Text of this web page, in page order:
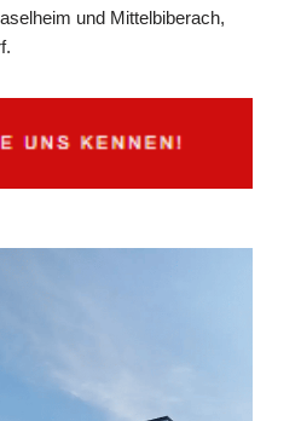
und Mittelbiberach,